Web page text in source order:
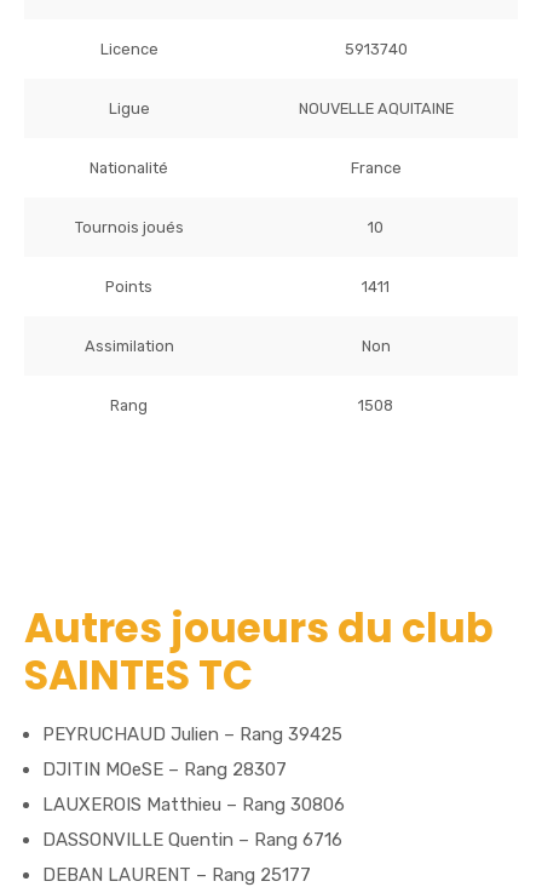
Licence 5913740
Ligue NOUVELLE AQUITAINE
Nationalité France
Tournois joués 10
Points 1411
Assimilation Non
Rang 1508
Autres joueurs du club
SAINTES TC
PEYRUCHAUD Julien – Rang 39425
DJITIN MOeSE – Rang 28307
LAUXEROIS Matthieu – Rang 30806
DASSONVILLE Quentin – Rang 6716
DEBAN LAURENT – Rang 25177